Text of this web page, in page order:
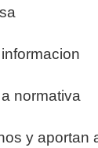
normativa
y aportan